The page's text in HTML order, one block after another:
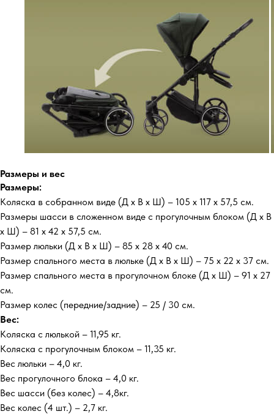
Размеры и вес
Размеры:
Коляска в собранном виде (Д х В х Ш) – 105 х 117 х 57,5 см.
Размеры шасси в сложенном виде с прогулочным блоком (Д х В
х Ш) – 81 х 42 х 57,5 см.
Размер люльки (Д х В х Ш) – 85 х 28 х 40 см.
Размер спального места в люльке (Д х В х Ш) – 75 х 22 х 37 см.
Размер спального места в прогулочном блоке (Д х Ш) – 91 х 27
см.
Размер колес (передние/задние) – 25 / 30 см.
Вес:
Коляска с люлькой – 11,95 кг.
Коляска с прогулочным блоком – 11,35 кг.
Вес люльки – 4,0 кг.
Вес прогулочного блока – 4,0 кг.
Вес шасси (без колес) – 4,8кг.
Вес колес (4 шт.) – 2,7 кг.